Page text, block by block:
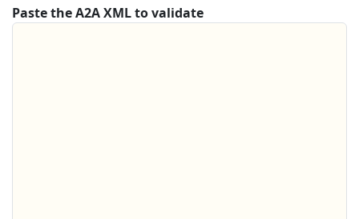
Paste the A2A XML to validate